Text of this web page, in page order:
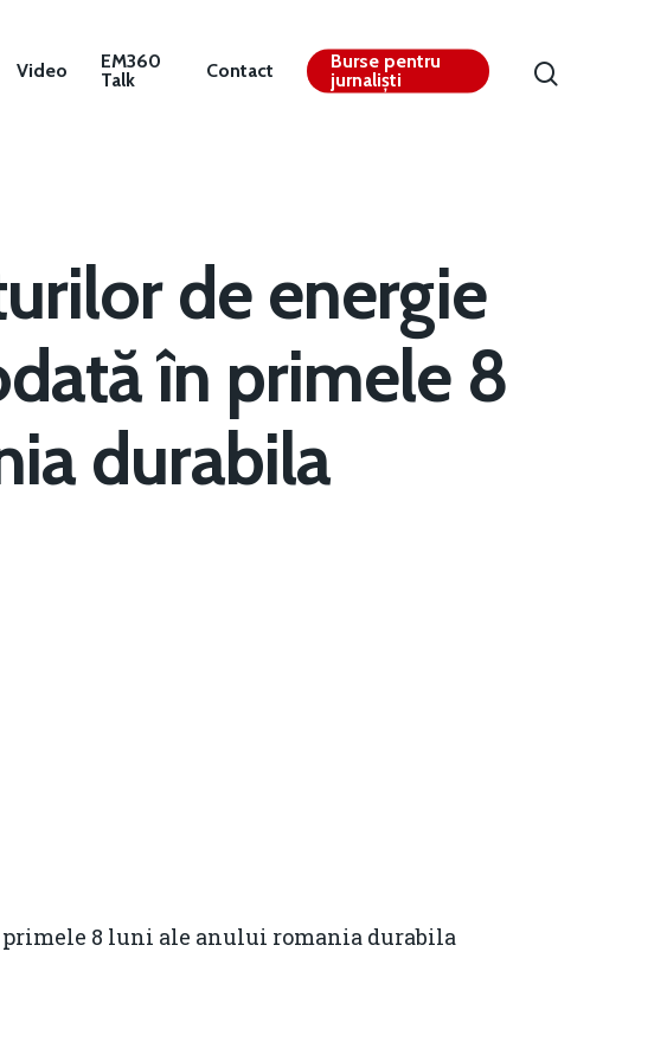
Video
EM360
Talk
Contact
Burse pentru
jurnaliști
de energie
în primele 8
durabila
8 luni ale anului romania durabila